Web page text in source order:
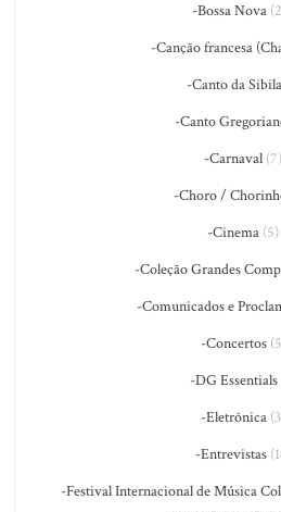
-Bossa Nova
-Canção francesa
-Canto da Sibila
-Canto
-Carnaval (7)
-Choro /
-Cinema (5)
-Coleção Grandes
-Comunicados e
-Concertos
-DG Essentials
-Eletrônica
-Entrevistas
-Festival Internacional de Música